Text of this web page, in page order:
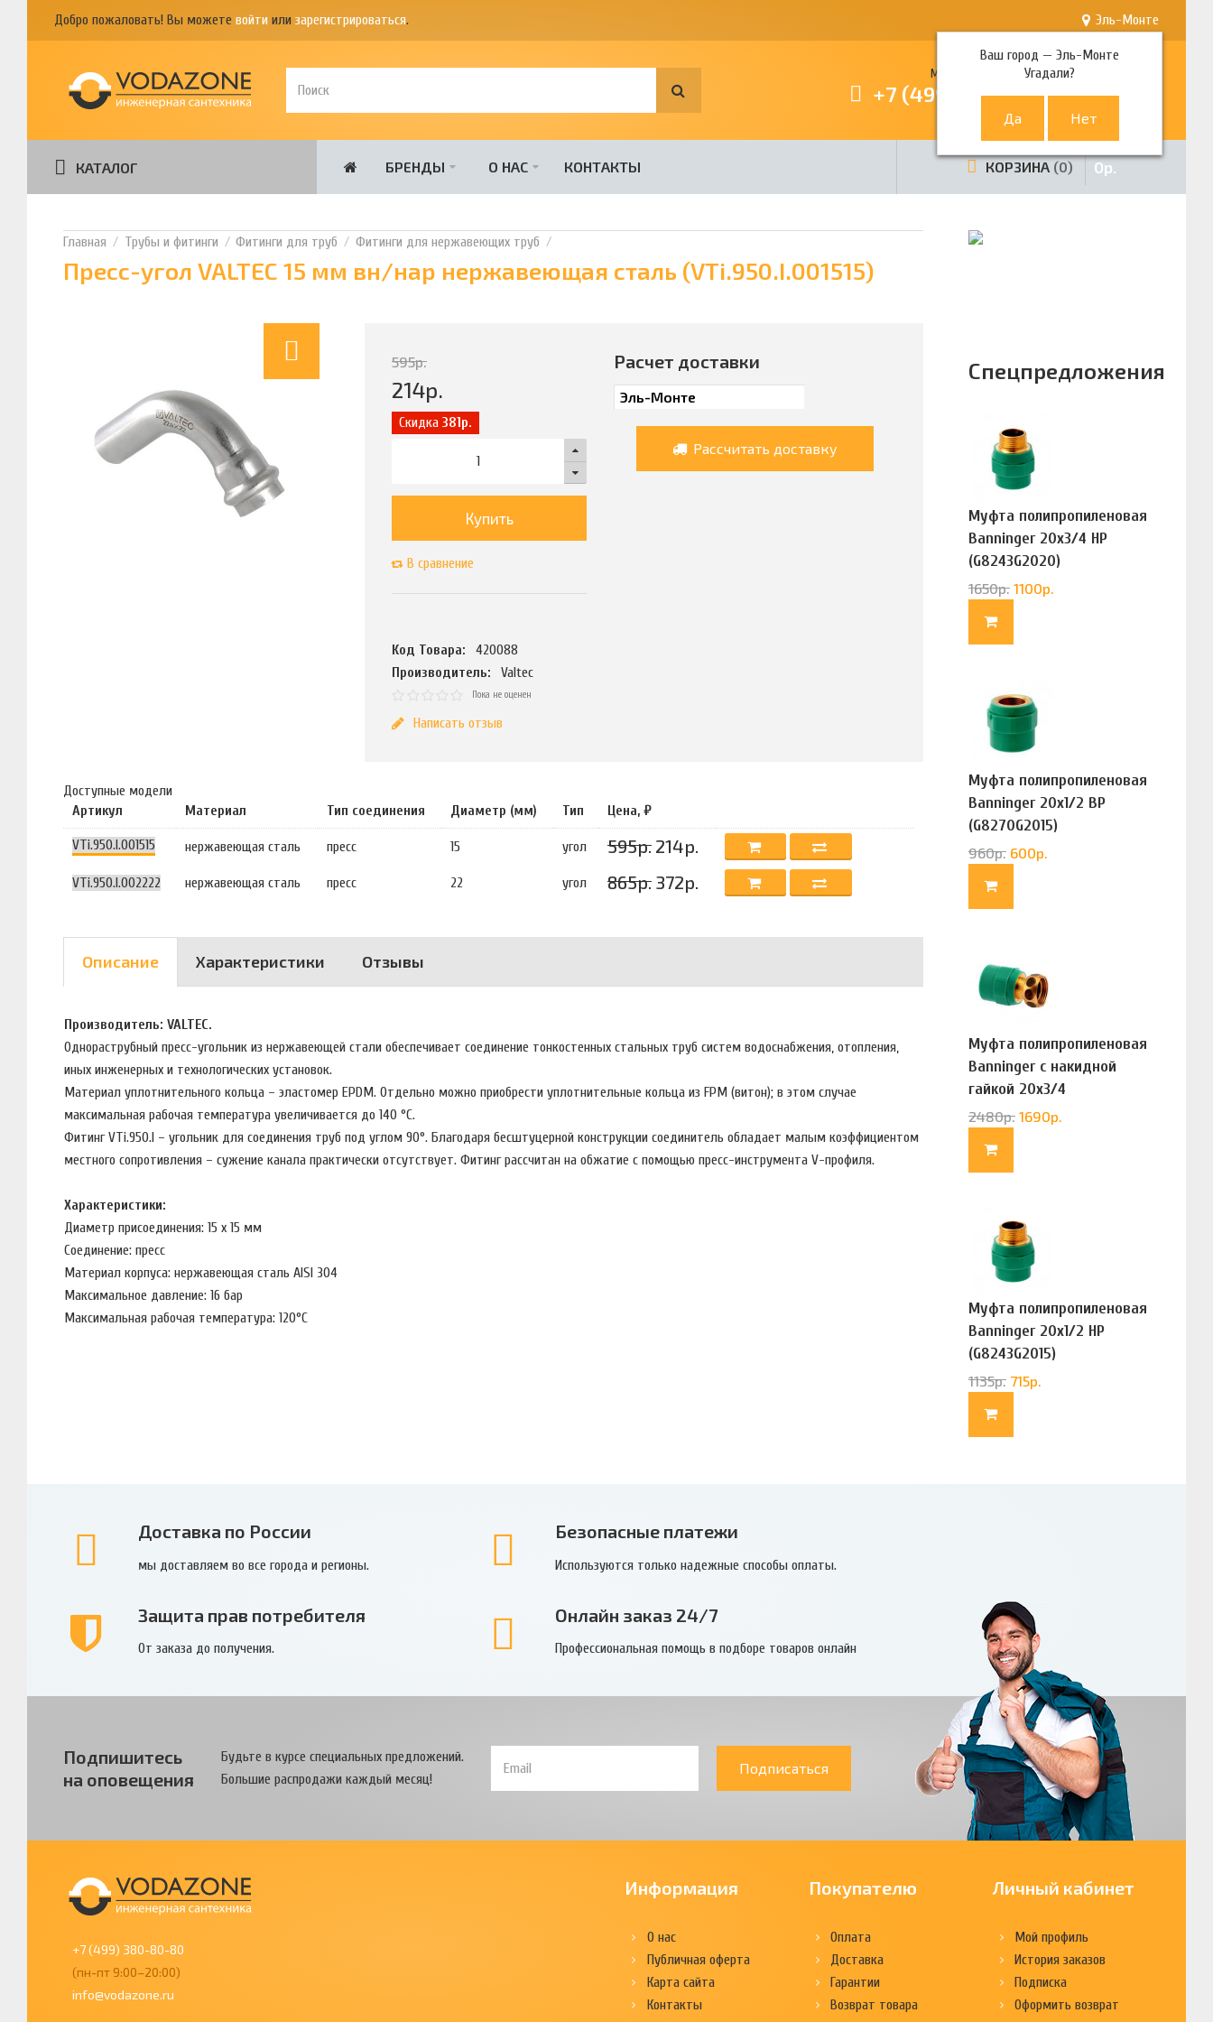
Добро пожаловать! Вы можете войти или зарегистрироваться. Эль-Монте
Ваш город —Эль-Монте
Угадали?
Многоканальный телефон
+7 (499) 380-80-80
КАТАЛОГ БРЕНДЫ О НАС КОНТАКТЫ КОРЗИНА 0 0р.
Трубы и фитинги Фитинги для труб Фитинги для нержавеющих труб
Пресс-угол VALTEC 15 мм вн/нар нержавеющая сталь (VTi.950.I.001515)
595р.
214р.
Скидка381р.
Купить
В сравнение
Код Товара:
420088
Производитель:
Valtec
Пока не оценен
Написать отзыв
Расчет доставки
Рассчитать доставку
Доступные модели
Артикул
Материал Тип соединения Диаметр (мм) Тип Цена, ₽
VTi.950.I.001515 нержавеющая сталь пресс 15 угол 595р. 214р.
VTi.950.I.002222 нержавеющая сталь пресс 22 угол 865р. 372р.
Описание Характеристики Отзывы
Производитель: VALTEC.
Однораструбный пресс-угольник из нержавеющей стали обеспечивает соединение тонкостенных стальных труб систем водоснабжения, отопления,
иных инженерных и технологических установок.
Материал уплотнительного кольца – эластомер EPDM. Отдельно можно приобрести уплотнительные кольца из FPM (витон); в этом случае
максимальная рабочая температура увеличивается до 140 °С.
Фитинг VTi.950.l – угольник для соединения труб под углом 90°. Благодаря бесштуцерной конструкции соединитель обладает малым коэффициентом
местного сопротивления – сужение канала практически отсутствует. Фитинг рассчитан на обжатие с помощью пресс-инструмента V-профиля.
Характеристики:
Диаметр присоединения: 15 x 15 мм
Соединение: пресс
Материал корпуса: нержавеющая сталь AISI 304
Максимальное давление: 16 бар
Максимальная рабочая температура: 120°С
Спецпредложения
Муфта полипропиленовая
Banninger 20х3/4 НР
(G8243G2020)
1650р. 1100р.
Муфта полипропиленовая
Banninger 20х1/2 ВР
(G8270G2015)
960р. 600р.
Муфта полипропиленовая
Banninger с накидной
гайкой 20х3/4
(G83322020)
2480р. 1690р.
Муфта полипропиленовая
Banninger 20х1/2 НР
(G8243G2015)
1135р. 715р.
Доставка по России
мы доставляем во все города и регионы.
Безопасные платежи
Используются только надежные способы оплаты.
Защита прав потребителя
От заказа до получения.
Онлайн заказ 24/7
Профессиональная помощь в подборе товаров онлайн
Подпишитесь
на оповещения
Будьте в курсе специальных предложений.
Большие распродажи каждый месяц!
Подписаться
+7 (499) 380-80-80
(пн-пт 9:00–20:00)
info@vodazone.ru
Информация
О нас
Публичная оферта
Карта сайта
Контакты
Покупателю
Оплата
Доставка
Гарантии
Возврат товара
Личный кабинет
Мой профиль
История заказов
Подписка
Оформить возврат